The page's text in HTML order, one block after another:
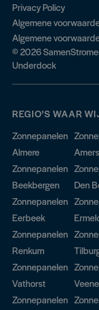
Privacy Policy
Algemene
Algemene
© 2026
Underdock
REGIO'S WAAR
Zonnepanelen
Almere
Zonnepanelen
Beekbergen
Den
Zonnepanelen
Eerbeek
Zonnepanelen
Renkum
Zonnepanelen
Vathorst
Zonnepanelen